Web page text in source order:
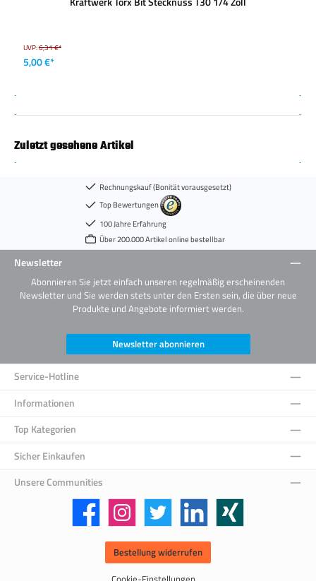
UVP:6,31 €*
5,00 €*
Zuletzt gesehene Artikel
Rechnungskauf (Bonität vorausgesetzt)
Top Bewertungen
100 Jahre Erfahrung
Über 200.000 Artikel online bestellbar
Newsletter
Abonnieren Sie jetzt einfach unseren regelmäßig erscheinenden
Newsletter und Sie werden stets unter den Ersten sein, die über neue
Produkte und Angebote informiert werden.
Newsletter abonnieren
Service-Hotline
Informationen
Top Kategorien
Sicher Einkaufen
Unsere Communities
Facebook Instagram Twitter LinkedIn Xing
Bestellung widerrufen